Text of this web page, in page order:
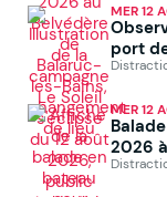
MER 12
port
MER 12
2026